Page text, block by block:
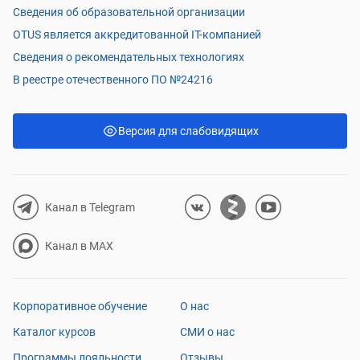
Канал в Telegram
Канал в MAX
Корпоративное обучение
Каталог курсов
О нас
СМИ о нас
Сведения об образовательной организации
OTUS является аккредитованной IT-компанией
Сведения о рекомендательных технологиях
В реестре отечественного ПО №24216
Версия для слабовидящих